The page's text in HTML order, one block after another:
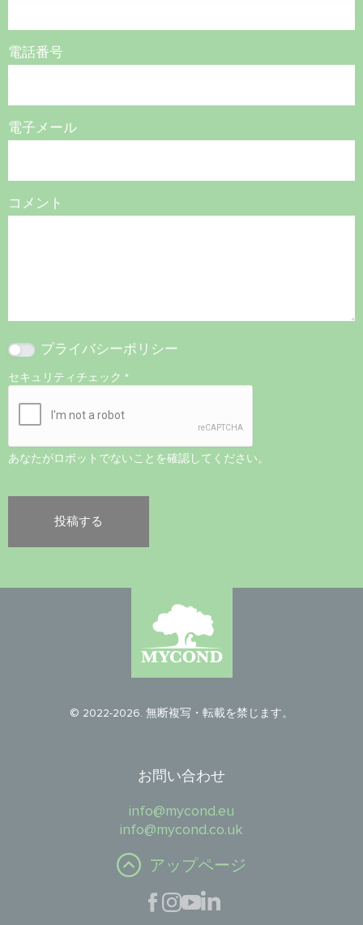
電話番号
電子メール
コメント
プライバシーポリシー
セキュリティチェック *
あなたがロボットでないことを確認してください。
© 2022-2026. 無断複写・転載を禁じます。
お問い合わせ
info@mycond.eu
info@mycond.co.uk
アップページ